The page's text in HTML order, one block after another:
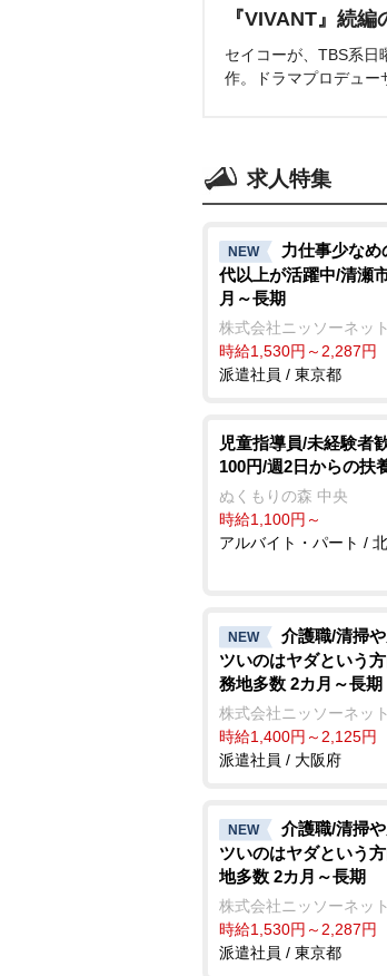
『VIVANT』続
セイコーが、TBS系日
作。ドラマプロデュー
求人特集
NEW
力仕事少なめ
代以上が活躍中/清瀬
月～長期
株式会社ニッソーネット
時給1,530円～2,287円
派遣社員 / 東京都
児童指導員/未経験者
100円/週2日からの扶
ぬくもりの森 中央
時給1,100円～
アルバイト・パート /
NEW
介護職/清掃
ツいのはヤダという
務地多数 2カ月～長期
株式会社ニッソーネット
時給1,400円～2,125円
派遣社員 / 大阪府
NEW
介護職/清掃
ツいのはヤダという
地多数 2カ月～長期
株式会社ニッソーネット
時給1,530円～2,287円
派遣社員 / 東京都